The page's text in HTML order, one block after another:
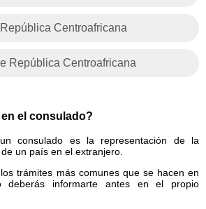
Centroafricana
República Centroafricana
el consulado?
consulado es la representación de la
un país en el extranjero.
trámites más comunes que se hacen en
deberás informarte antes en el propio